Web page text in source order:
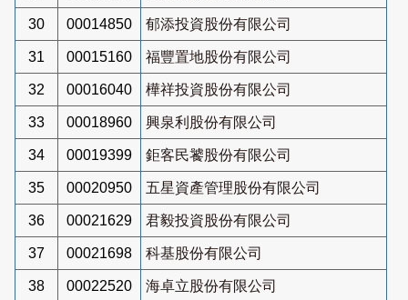
30 00014850 郁添投資股份有限公司
31 00015160 福豐置地股份有限公司
32 00016040 樺祥投資股份有限公司
33 00018960 興泉利股份有限公司
34 00019399 鉅客民饕股份有限公司
35 00020950 五星資產管理股份有限公司
36 00021629 君毅投資股份有限公司
37 00021698 科基股份有限公司
38 00022520 海卓立股份有限公司